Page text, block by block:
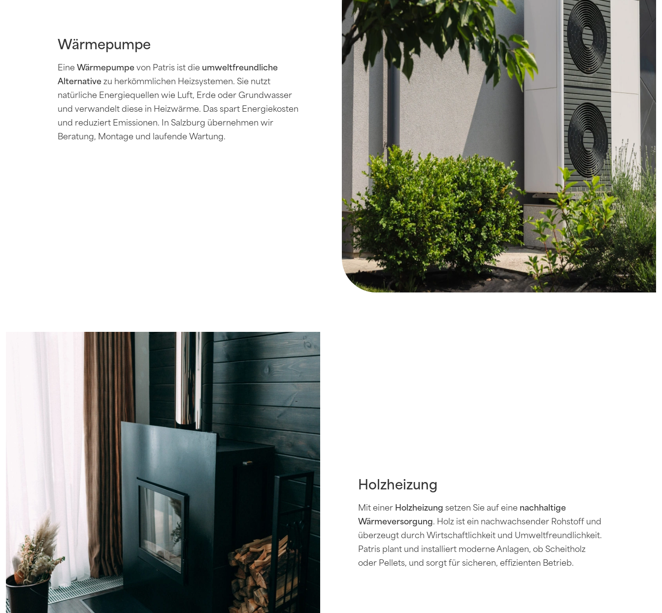
Wärmepumpe
EineWärmepumpevon Patris ist die umweltfreundliche
Alternativezu herkömmlichen Heizsystemen. Sie nutzt
natürliche Energiequellen wie Luft, Erde oder Grundwasser
und verwandelt diese in Heizwärme. Das spart Energiekosten
und reduziert Emissionen. In Salzburg übernehmen wir
Beratung, Montage und laufende Wartung.
Holzheizung
Mit einerHolzheizungsetzen Sie auf eine nachhaltige
Wärmeversorgung. Holz ist ein nachwachsender Rohstoff und
überzeugt durch Wirtschaftlichkeit und Umweltfreundlichkeit.
Patris plant und installiert moderne Anlagen, ob Scheitholz
oder Pellets, und sorgt für sicheren, effizienten Betrieb.